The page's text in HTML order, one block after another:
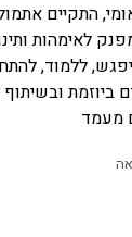
התקיים
לאימהות
ללמוד,
ביוזמת
מעמד